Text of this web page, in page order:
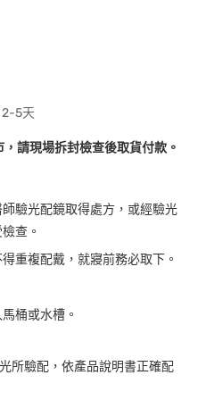
2-5天
請現場拆封檢查後取貨付款。
驗光配鏡取得處方，或經驗光
查。
重複配戴，就寢前務必取下。
桶或水槽。
所驗配，依產品說明書正確配